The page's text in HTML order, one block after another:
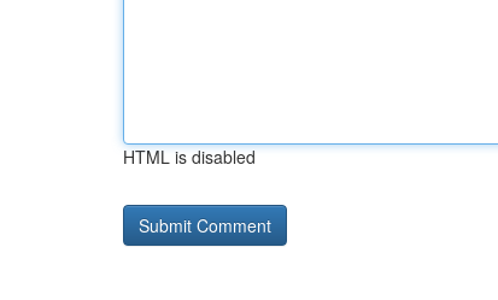
HTML is disabled